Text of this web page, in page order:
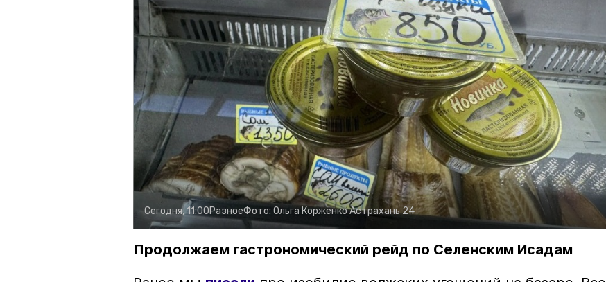
Сегодня, 11:00РазноеФото: Ольга КорженкоАстрахань 24
Продолжаем гастрономический рейд по Селенским Исадам